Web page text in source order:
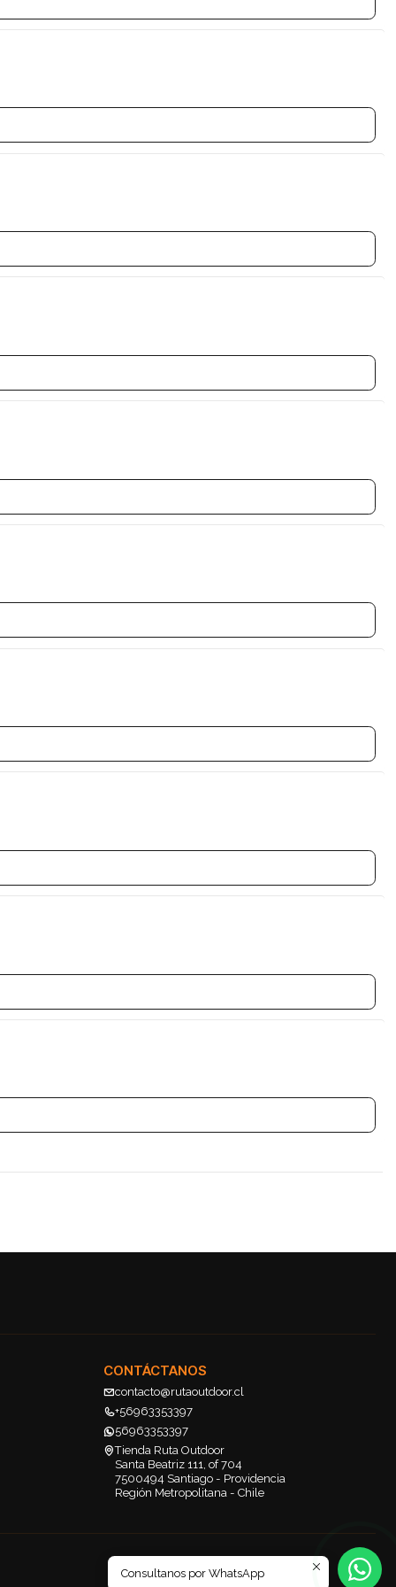
CONTÁCTANOS
contacto@rutaoutdoor.cl
+56963353397
56963353397
Tienda Ruta Outdoor
Santa Beatriz 111, of 704
7500494 Santiago - Providencia
Región Metropolitana - Chile
Consultanos por WhatsApp